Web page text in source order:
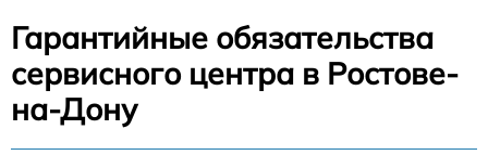
Гарантийные обязательства
сервисного центра в Ростове-
на-Дону